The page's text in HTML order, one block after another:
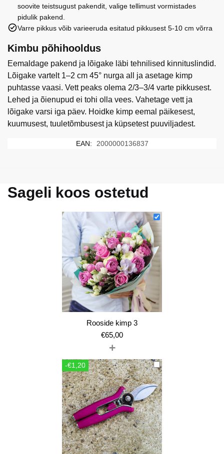
soovite teistsugust pakendit, valige tellimust vormistades
pidulik pakend.
Varre pikkus võib varieeruda esitatud pikkusest 5-10 cm võrra
Kimbu põhihooldus
Eemaldage pakend ja lõigake läbi tehnilised kinnituslindid.
Lõigake vartelt 1–2 cm 45° nurga all ja asetage kimp
puhtasse vaasi. Vett peaks olema 2/3–3/4 varte pikkusest.
Lehed ja õienupud ei tohi olla vees. Vahetage vett ja
lõigake varsi iga päev. Hoidke kimp eemal päikesest,
kuumusest, tuuletõmbusest ja küpsetest puuviljadest.
EAN: 2000000136837
Sageli koos ostetud
Rooside kimp 3
€65,00
+
-€1,20